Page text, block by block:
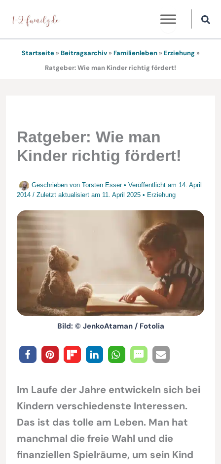
Inhalt
springen
Startseite» Beitragsarchiv» Familienleben» Erziehung»
Ratgeber: Wie man Kinder richtig fördert!
Ratgeber: Wie man
Kinder richtig fördert!
Geschrieben von Torsten Esser • Veröffentlicht am 14. April
2014 / Zuletzt aktualisiert am 11. April 2025• Erziehung
Bild: © JenkoAtaman / Fotolia
Im Laufe der Jahre entwickeln sich bei
Kindern verschiedenste Interessen.
Das ist das tolle am Leben. Man hat
manchmal die freie Wahl und die
finanziellen Spielräume, um sein Kind